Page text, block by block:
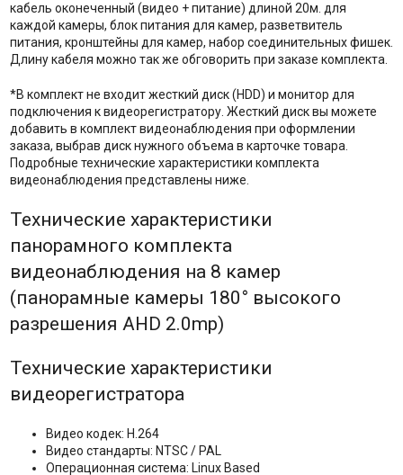
кабель оконеченный (видео + питание) длиной 20м. для
каждой камеры, блок питания для камер, разветвитель
питания, кронштейны для камер, набор соединительных фишек.
Длину кабеля можно так же обговорить при заказе комплекта.
*В комплект не входит жесткий диск (HDD) и монитор для
подключения к видеорегистратору. Жесткий диск вы можете
добавить в комплект видеонаблюдения при оформлении
заказа, выбрав диск нужного объема в карточке товара.
Подробные технические характеристики комплекта
видеонаблюдения представлены ниже.
Технические характеристики
панорамного комплекта
видеонаблюдения на 8 камер
(панорамные камеры 180° высокого
разрешения AHD 2.0mp)
Технические характеристики
видеорегистратора
Видео кодек: H.264
Видео стандарты: NTSC / PAL
Операционная система: Linux Based